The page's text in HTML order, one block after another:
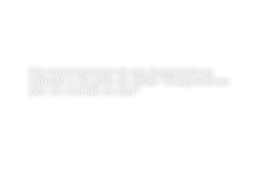
Día Internacional de las Cooperativas